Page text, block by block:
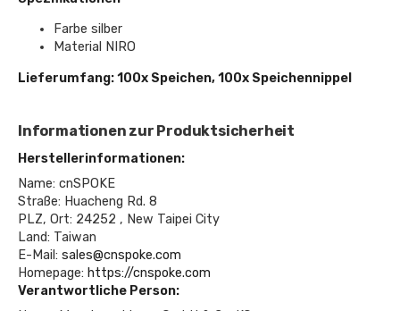
Farbe silber
Material NIRO
Lieferumfang: 100x Speichen, 100x Speichennippel
Informationen zur Produktsicherheit
Herstellerinformationen:
Name: cnSPOKE
Straße: Huacheng Rd. 8
PLZ, Ort: 24252 , New Taipei City
Land: Taiwan
E-Mail: sales@cnspoke.com
Homepage: https://cnspoke.com
Verantwortliche Person: